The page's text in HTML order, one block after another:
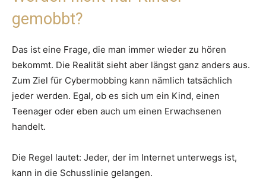
gemobbt?
Das ist eine Frage, die man immer wieder zu hören
bekommt. Die Realität sieht aber längst ganz anders aus.
Zum Ziel für Cybermobbing kann nämlich tatsächlich
jeder werden. Egal, ob es sich um ein Kind, einen
Teenager oder eben auch um einen Erwachsenen
handelt.
Die Regel lautet: Jeder, der im Internet unterwegs ist,
kann in die Schusslinie gelangen.